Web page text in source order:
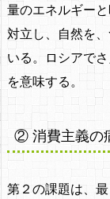
量のエネルギー
対立し、自然を
いる。ロシアで
を意味する。
② 消費主義の
第２の課題は、